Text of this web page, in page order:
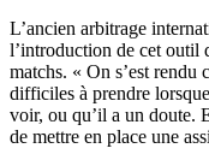
L’ancien arbitrage
l’introduction de cet outil
matchs. « On s’est rendu
difficiles à prendre
voir, ou qu’il a un doute.
de mettre en place une